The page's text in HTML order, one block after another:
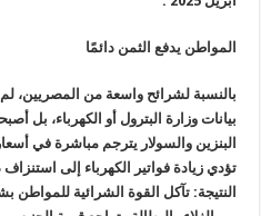
المواطن يدفع الثمن دائمًا
بالنسبة لشرائح واسعة من المصريين،
بيانات وزارة البترول أو الكهرباء، بل
البنزين والسولار يترجم مباشرة في
تؤدي زيادة فواتير الكهرباء إلى
النتيجة: تآكل القوة الشرائية